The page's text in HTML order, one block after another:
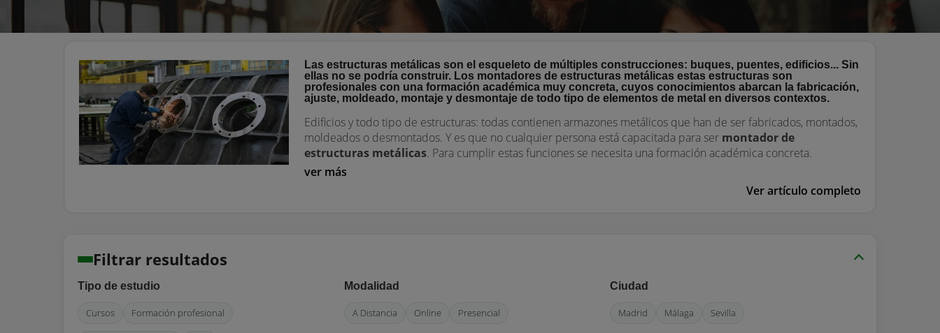
Las estructuras metálicas son el esqueleto de múltiples construcciones: buques, puentes, edificios... Sin
ellas no se podría construir. Los montadores de estructuras metálicas estas estructuras son
profesionales con una formación académica muy concreta, cuyos conocimientos abarcan la fabricación,
ajuste, moldeado, montaje y desmontaje de todo tipo de elementos de metal en diversos contextos.
Edificios y todo tipo de estructuras: todas contienen armazones metálicos que han de ser fabricados, montados,
moldeados o desmontados. Y es que no cualquier persona está capacitada para ser montador de
estructuras metálicas. Para cumplir estas funciones se necesita una formación académica concreta.
ver más
Ver artículo completo
Filtrar resultados
Tipo de estudio
Cursos Formación profesional
Modalidad
A Distancia Online Presencial
Ciudad
Madrid Málaga Sevilla